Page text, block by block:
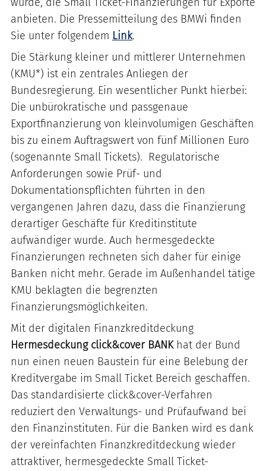
anbieten. Die Pressemitteilung des BMWi finden
Sie unter folgendem Link.
Die Stärkung kleiner und mittlerer Unternehmen
(KMU*) ist ein zentrales Anliegen der
Bundesregierung. Ein wesentlicher Punkt hierbei:
Die unbürokratische und passgenaue
Exportfinanzierung von kleinvolumigen Geschäften
bis zu einem Auftragswert von fünf Millionen Euro
(sogenannte Small Tickets). Regulatorische
Anforderungen sowie Prüf- und
Dokumentationspflichten führten in den
vergangenen Jahren dazu, dass die Finanzierung
derartiger Geschäfte für Kreditinstitute
aufwändiger wurde. Auch hermesgedeckte
Finanzierungen rechneten sich daher für einige
Banken nicht mehr. Gerade im Außenhandel tätige
KMU beklagten die begrenzten
Finanzierungsmöglichkeiten.
Mit der digitalen Finanzkreditdeckung
Hermesdeckung click&cover BANK hat der Bund
nun einen neuen Baustein für eine Belebung der
Kreditvergabe im Small Ticket Bereich geschaffen.
Das standardisierte click&cover-Verfahren
reduziert den Verwaltungs- und Prüfaufwand bei
den Finanzinstituten. Für die Banken wird es dank
der vereinfachten Finanzkreditdeckung wieder
attraktiver, hermesgedeckte Small Ticket-